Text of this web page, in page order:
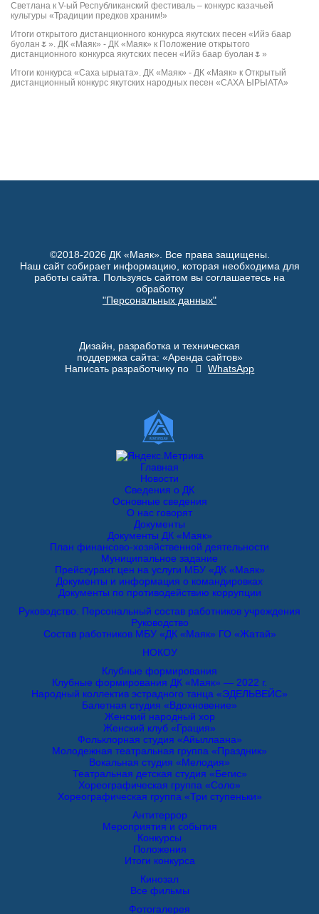
Светлана к V-ый Республиканский фестиваль – конкурс казачьей
культуры «Традиции предков храним!»
Итоги открытого дистанционного конкурса якутских песен «Ийэ баар
буолан🌷». ДК «Маяк» - ДК «Маяк» к Положение открытого
дистанционного конкурса якутских песен «Ийэ баар буолан🌷»
Итоги конкурса «Саха ырыата». ДК «Маяк» - ДК «Маяк» к Открытый
дистанционный конкурс якутских народных песен «САХА ЫРЫАТА»
©2018-2026 ДК «Маяк». Все права защищены.
Наш сайт собирает информацию, которая необходима для
работы сайта. Пользуясь сайтом вы соглашаетесь на
обработку
"Персональных данных"
Дизайн, разработка и техническая
поддержка сайта: «Аренда сайтов»
Написать разработчику по
WhatsApp
Главная
Новости
Сведения о ДК
Основные сведения
О нас говорят
Документы
Документы ДК «Маяк»
План финансово-хозяйственной деятельности
Муниципальное задание
Прейскурант цен на услуги МБУ «ДК «Маяк»
Документы и информация о командировках
Документы по противодействию коррупции
Руководство. Персональный состав работников учреждения
Руководство
Состав работников МБУ «ДК «Маяк» ГО «Жатай»
НОКОУ
Клубные формирования
Клубные формирования ДК «Маяк» — 2022 г.
Народный коллектив эстрадного танца «ЭДЕЛЬВЕЙС»
Балетная студия «Вдохновение»
Женский народный хор
Женский клуб «Грация»
Фольклорная студия «Айыллаана»
Молодежная театральная группа «Праздник»
Вокальная студия «Мелодия»
Театральная детская студия «Бегис»
Хореографическая группа «Соло»
Хореографическая группа «Три ступеньки»
Антитеррор
Мероприятия и события
Конкурсы
Положения
Итоги конкурса
Кинозал
Все фильмы
Фотогалерея